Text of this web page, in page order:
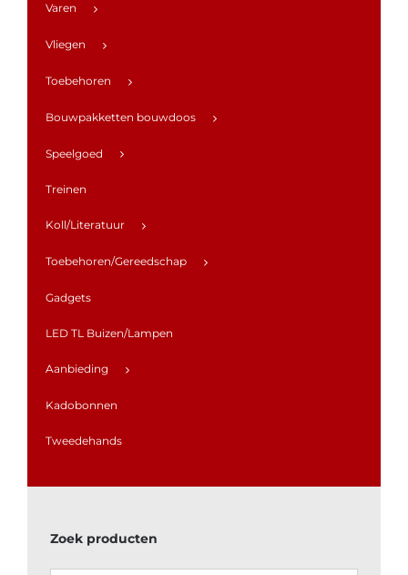
Varen
Vliegen
Toebehoren
Bouwpakketten bouwdoos
Speelgoed
Treinen
Koll/Literatuur
Toebehoren/Gereedschap
Gadgets
LED TL Buizen/Lampen
Aanbieding
Kadobonnen
Tweedehands
Zoek producten